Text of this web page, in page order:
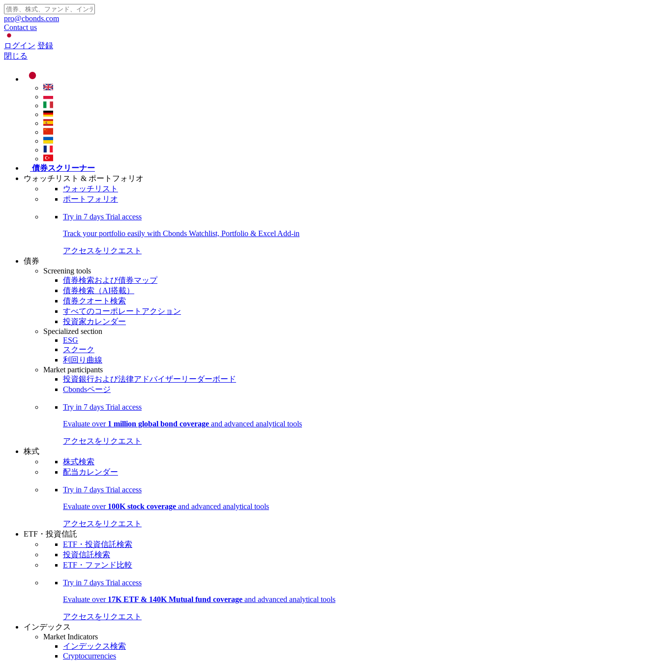
pro@cbonds.com
Contact us
ログイン 登録
閉じる
債券スクリーナー
ウォッチリスト & ポートフォリオ
ウォッチリスト
ポートフォリオ
Try in 7 days Trial access
Track your portfolio easily with Cbonds Watchlist, Portfolio & Excel Add-in
アクセスをリクエスト
債券
Screening tools
債券検索および債券マップ
債券検索（AI搭載）
債券クオート検索
すべてのコーポレートアクション
投資家カレンダー
Specialized section
ESG
スクーク
利回り曲線
Market participants
投資銀行および法律アドバイザーリーダーボード
Cbondsページ
Try in 7 days Trial access
Evaluate over 1 million global bond coverage and advanced analytical tools
アクセスをリクエスト
株式
株式検索
配当カレンダー
Try in 7 days Trial access
Evaluate over 100K stock coverage and advanced analytical tools
アクセスをリクエスト
ETF・投資信託
ETF・投資信託検索
投資信託検索
ETF・ファンド比較
Try in 7 days Trial access
Evaluate over 17K ETF & 140K Mutual fund coverage and advanced analytical tools
アクセスをリクエスト
インデックス
Market Indicators
インデックス検索
Cryptocurrencies